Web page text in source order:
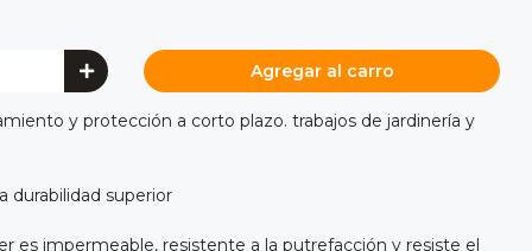
Agregar al carro
y protección a corto plazo. trabajos de jardinería y
durabilidad superior
es impermeable, resistente a la putrefacción y resiste el